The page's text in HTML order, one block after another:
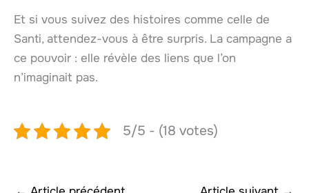
Et si vous suivez des histoires comme celle de
Santi, attendez-vous à être surpris. La campagne a
ce pouvoir : elle révèle des liens que l’on
n’imaginait pas.
5/5 - (18 votes)